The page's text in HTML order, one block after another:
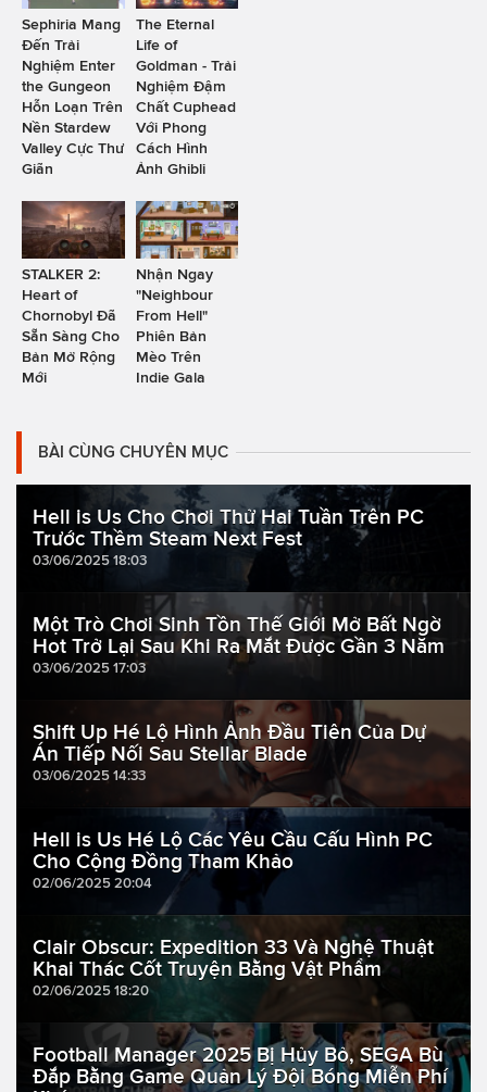
Sephiria Mang
Đến Trải
Nghiệm Enter
the Gungeon
Hỗn Loạn Trên
Nền Stardew
Valley Cực Thư
Giãn
The Eternal
Life of
Goldman - Trải
Nghiệm Đậm
Chất Cuphead
Với Phong
Cách Hình
Ảnh Ghibli
STALKER 2:
Heart of
Chornobyl Đã
Sẵn Sàng Cho
Bản Mở Rộng
Mới
Nhận Ngay
"Neighbour
From Hell"
Phiên Bản
Mèo Trên
Indie Gala
BÀI CÙNG CHUYÊN MỤC
Hell is Us Cho Chơi Thử Hai Tuần Trên PC
Trước Thềm Steam Next Fest
03/06/2025 18:03
Một Trò Chơi Sinh Tồn Thế Giới Mở Bất Ngờ
Hot Trở Lại Sau Khi Ra Mắt Được Gần 3 Năm
03/06/2025 17:03
Shift Up Hé Lộ Hình Ảnh Đầu Tiên Của Dự
Án Tiếp Nối Sau Stellar Blade
03/06/2025 14:33
Hell is Us Hé Lộ Các Yêu Cầu Cấu Hình PC
Cho Cộng Đồng Tham Khảo
02/06/2025 20:04
Clair Obscur: Expedition 33 Và Nghệ Thuật
Khai Thác Cốt Truyện Bằng Vật Phẩm
02/06/2025 18:20
Football Manager 2025 Bị Hủy Bỏ, SEGA Bù
Đắp Bằng Game Quản Lý Đội Bóng Miễn Phí